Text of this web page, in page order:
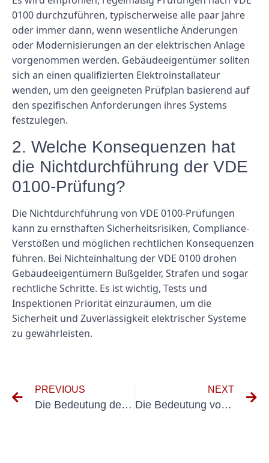
0100 durchzuführen, typischerweise alle paar Jahre
oder immer dann, wenn wesentliche Änderungen
oder Modernisierungen an der elektrischen Anlage
vorgenommen werden. Gebäudeeigentümer sollten
sich an einen qualifizierten Elektroinstallateur
wenden, um den geeigneten Prüfplan basierend auf
den spezifischen Anforderungen ihres Systems
festzulegen.
2. Welche Konsequenzen hat
die Nichtdurchführung der VDE
0100-Prüfung?
Die Nichtdurchführung von VDE 0100-Prüfungen
kann zu ernsthaften Sicherheitsrisiken, Compliance-
Verstößen und möglichen rechtlichen Konsequenzen
führen. Bei Nichteinhaltung der VDE 0100 drohen
Gebäudeeigentümern Bußgelder, Strafen und sogar
rechtliche Schritte. Es ist wichtig, Tests und
Inspektionen Priorität einzuräumen, um die
Sicherheit und Zuverlässigkeit elektrischer Systeme
zu gewährleisten.
PREVIOUS
Die Bedeutung des Prüfprotokolls VDE 100 600 für die elektrische Sicherheit verstehen
NEXT
Die Bedeutung von UVV-Elektrikern für die Gewährleistung der Sicherheit am Arbeitsplatz